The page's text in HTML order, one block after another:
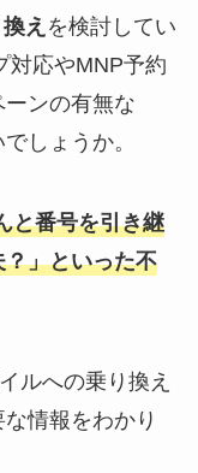
え を検討してい
対応やMNP予約
ンの有無な
しょうか。
と番号を引き継
」といった不
ルへの乗り換え
情報をわかり